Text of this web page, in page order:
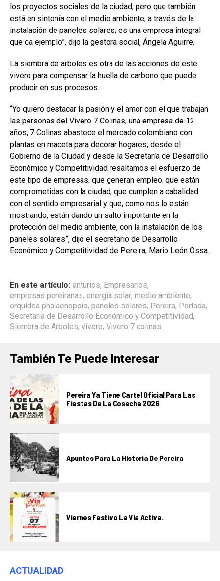
los proyectos sociales de la ciudad, pero que también
está en sintonía con el medio ambiente, a través de la
instalación de paneles solares; es una empresa integral
que da ejemplo”, dijo la gestora social, Ángela Aguirre.
La siembra de árboles es otra de las acciones de este
vivero para compensar la huella de carbono que puede
producir en sus procesos.
“Yo quiero destacar la pasión y el amor con el que trabajan
las personas del Vivero 7 Colinas, una empresa de 12
años; 7 Colinas abastece el mercado colombiano con
plantas en maceta para decorar hogares; desde el
Gobierno de la Ciudad y desde la Secretaría de Desarrollo
Económico y Competitividad resaltamos el esfuerzo de
este tipo de empresas, que generan empleo, que están
comprometidas con la ciudad, que cumplen a cabalidad
con el sentido empresarial y que, como nos lo están
mostrando, están dando un salto importante en la
protección del medio ambiente, con la instalación de los
paneles solares”, dijo el secretario de Desarrollo
Económico y Competitividad de Pereira, Mario León Ossa.
En este artículo: anturios, Empresarios,
empresas pereiranas, energia solar, medio ambiente,
orquídea phalaenopsis, paneles solares, Pereira, Portada,
Secretaria de Desarrollo Económico y Competitividad,
Siembra de Arboles, vivero, Vivero 7 colinas
También Te Puede Interesar
Pereira Ya Tiene Cartel Oficial Para Las
Fiestas De La Cosecha 2026
Apuntes Para La Historia De Pereira
Viernes Festivo La Via Activa.
ACTUALIDAD